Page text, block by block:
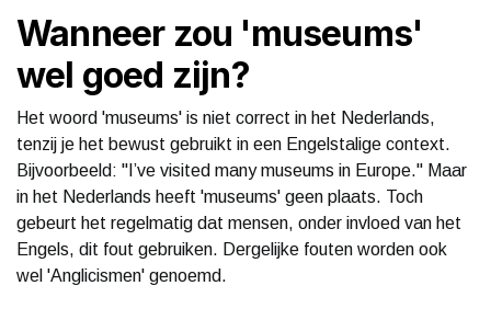
Wanneer zou 'museums'
wel goed zijn?
Het woord 'museums' is niet correct in het Nederlands,
tenzij je het bewust gebruikt in een Engelstalige context.
Bijvoorbeeld: "I’ve visited many museums in Europe." Maar
in het Nederlands heeft 'museums' geen plaats. Toch
gebeurt het regelmatig dat mensen, onder invloed van het
Engels, dit fout gebruiken. Dergelijke fouten worden ook
wel 'Anglicismen' genoemd.